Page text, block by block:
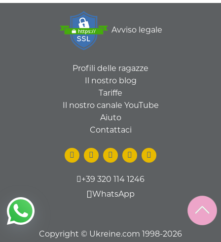
Avviso legale
Profili delle ragazze
Il nostro blog
Tariffe
Il nostro canale YouTube
Aiuto
Contattaci
+39 320 114 1246
WhatsApp
Copyright © Ukreine.com 1998-2026